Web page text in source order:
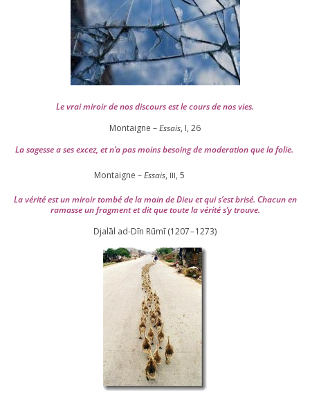
Le vrai miroir de nos dis­cours est le cours de nos vies.
Montaigne –Essais, I, 26
La sagesse a ses excez, et n’a pas moins besoing de mode­ra­tion que la folie.
Montaigne –Essais, III, 5
La véri­té est un miroir tom­bé de la main de Dieu et qui s’est bri­sé. Chacun en
ramasse un frag­ment et dit que toute la véri­té s’y trouve.
Djalāl ad-Dīn Rūmī (1207–1273)